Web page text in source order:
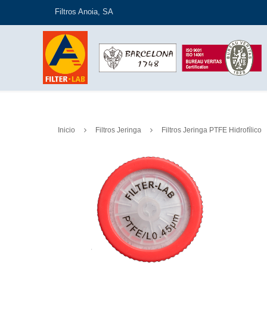
Filtros Anoia, SA
Inicio Filtros Jeringa Filtros Jeringa PTFE Hidrofílico